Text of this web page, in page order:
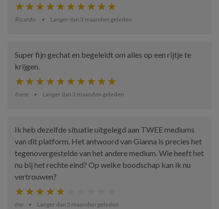
Ricardo Langer dan 3 maanden geleden
Super fijn gechat en begeleidt om alles op een rijtje te
krijgen.
Irene Langer dan 3 maanden geleden
Ik heb dezelfde situatie uitgelegd aan TWEE mediums
van dit platform. Het antwoord van Gianna is precies het
tegenovergestelde van het andere medium. Wie heeft het
nu bij het rechte eind? Op welke boodschap kan ik nu
vertrouwen?
Ine Langer dan 3 maanden geleden